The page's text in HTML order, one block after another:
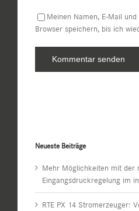
Meinen Namen, E-Mail
Browser speichern, bis ich
Neueste Beiträge
Mehr Möglichkeiten mit der
Eingangsdruckregelung im
RTE PX 14 Stromerzeuger: